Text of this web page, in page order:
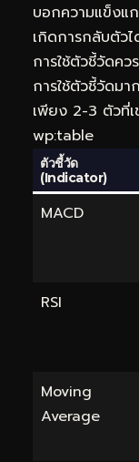
บอกความแข็งแ
เกิดการกลับตัวไ
การใช้ตัวชี้วัดค
การใช้ตัวชี้วัดมา
เพียง 2-3 ตัวที่เ
wp:table
ตัวชี้วัด
(Indicator)
MACD
RSI
Moving
Average